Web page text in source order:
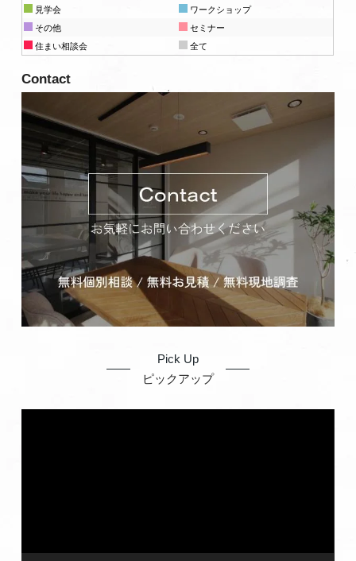
見学会
ワークショップ
その他
セミナー
住まい相談会
全て
Contact
Pick Up
ピックアップ
ー